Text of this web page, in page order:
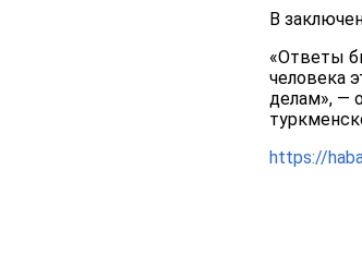
В
«Ответы
человека
делам», —
https://